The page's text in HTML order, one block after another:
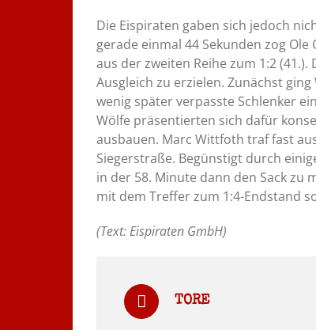
Die Eispiraten gaben sich jedoch
gerade einmal 44 Sekunden zog
aus der zweiten Reihe zum 1:2
Ausgleich zu erzielen. Zunächst
wenig später verpasste Schlenker
Wölfe präsentierten sich dafür
ausbauen. Marc Wittfoth traf fast
Siegerstraße. Begünstigt durch
in der 58. Minute dann den Sack zu
mit dem Treffer zum 1:4-Endstand
(Text: Eispiraten GmbH)
TORE